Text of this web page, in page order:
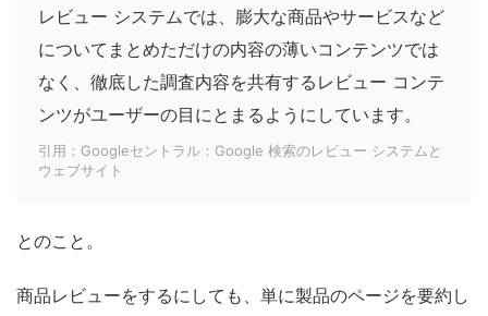
レビュー システムでは、膨大な商品やサービスなど
についてまとめただけの内容の薄いコンテンツでは
なく、徹底した調査内容を共有するレビュー コンテ
ンツがユーザーの目にとまるようにしています。
引用：Googleセントラル：Google 検索のレビュー システムと
ウェブサイト
とのこと。
商品レビューをするにしても、単に製品のページを要約し